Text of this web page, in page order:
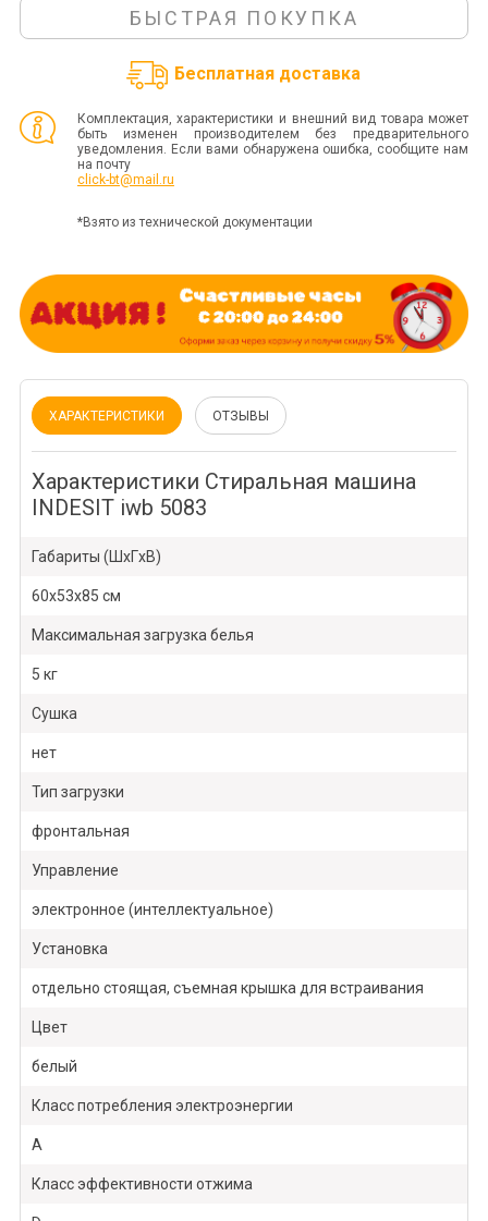
БЫСТРАЯ ПОКУПКА
Бесплатная доставка
Комплектация, характеристики и внешний вид товара может
быть изменен производителем без предварительного
уведомления. Если вами обнаружена ошибка, сообщите нам
на почту
click-bt@mail.ru
*Взято из технической документации
ХАРАКТЕРИСТИКИ ОТЗЫВЫ
Характеристики Стиральная машина
INDESIT iwb 5083
Габариты (ШxГxВ)
60x53x85 см
Максимальная загрузка белья
5 кг
Сушка
нет
Тип загрузки
фронтальная
Управление
электронное (интеллектуальное)
Установка
отдельно стоящая, съемная крышка для встраивания
Цвет
белый
Класс потребления электроэнергии
A
Класс эффективности отжима